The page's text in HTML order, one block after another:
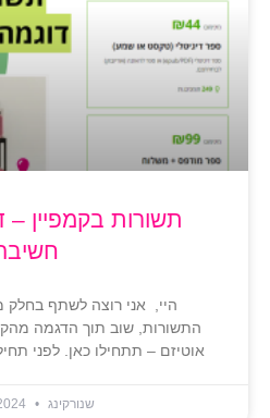
תשורות בקמפיין –
היי, אני רוצה לשתף בחלק
התשורות, שוב תוך הדגמה
אוטיזם – תתחילו כאן. לפני
שנורקינג